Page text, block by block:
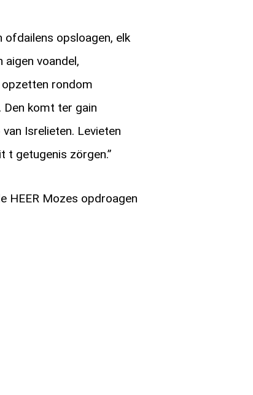
ofdailens opsloagen, elk
aigen voandel,
rondom
komt ter gain
Isrelieten. Levieten
t getugenis zörgen.”
HEER Mozes opdroagen